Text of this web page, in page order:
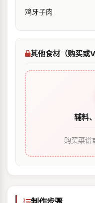
鸡牙子肉
其他食材（购买或
辅料
购买菜谱